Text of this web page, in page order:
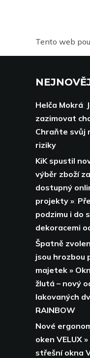
Tento web
Helča Mokrá:
zazimovat
Chraňte svůj
riziky
KiK spustil
výběr zboží
dostupný
projekty »:
podzimu i do
dekoracemi
Špatně
jsou hrozbou
majetek »
žlutá – nový
lakovaných
RAINBOW
Nové
oken VELUX
střešní okna